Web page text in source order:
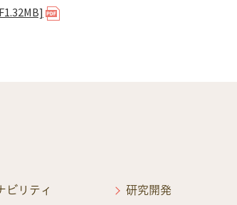
ビリティ 研究開発